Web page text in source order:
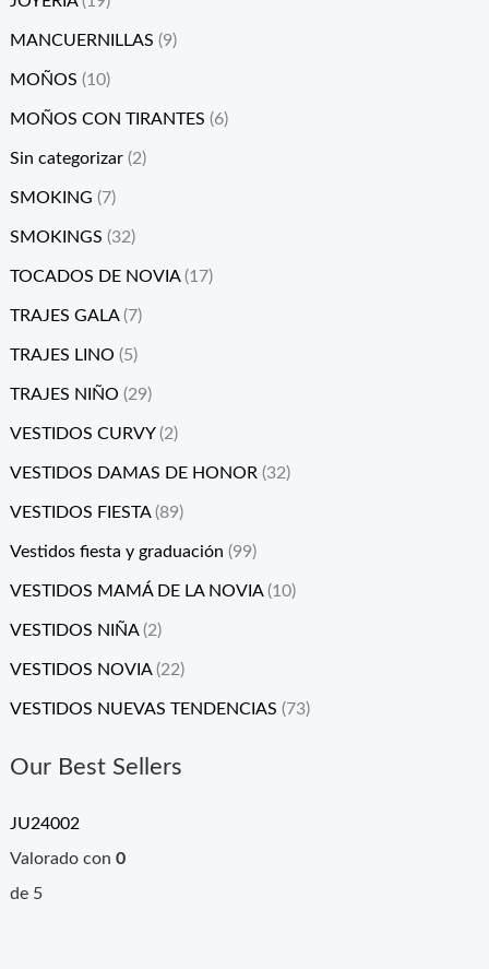
MANCUERNILLAS (9)
MOÑOS (10)
MOÑOS CON TIRANTES (6)
Sin categorizar (2)
SMOKING (7)
SMOKINGS (32)
TOCADOS DE NOVIA (17)
TRAJES GALA (7)
TRAJES LINO (5)
TRAJES NIÑO (29)
VESTIDOS CURVY (2)
VESTIDOS DAMAS DE HONOR (32)
VESTIDOS FIESTA (89)
Vestidos fiesta y graduación (99)
VESTIDOS MAMÁ DE LA NOVIA (10)
VESTIDOS NIÑA (2)
VESTIDOS NOVIA (22)
VESTIDOS NUEVAS TENDENCIAS (73)
Our Best Sellers
JU24002
Valorado con 0
de 5